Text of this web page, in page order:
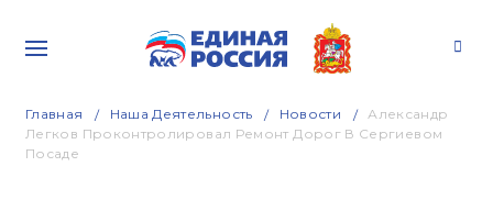
Главная Наша Деятельность Новости
Александр
Легков Проконтролировал Ремонт Дорог В Сергиевом
Посаде